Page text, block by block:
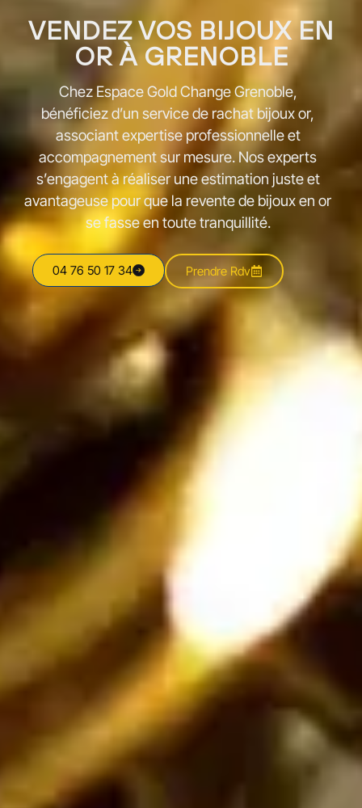
VENDEZ VOS BIJOUX EN
OR À GRENOBLE
Chez Espace Gold Change Grenoble,
bénéficiez d’un service de rachat bijoux or,
associant expertise professionnelle et
accompagnement sur mesure. Nos experts
s’engagent à réaliser une estimation juste et
avantageuse pour que la revente de bijoux en or
se fasse en toute tranquillité.
04 76 50 17 34 Prendre Rdv